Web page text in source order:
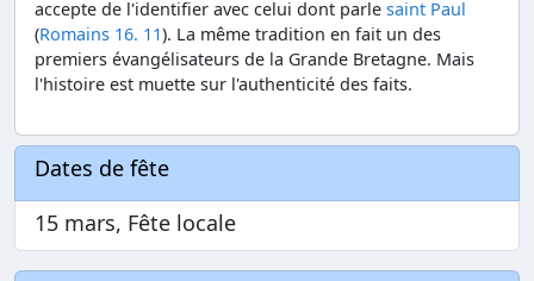
accepte de l'identifier avec celui dont parle saint Paul
(Romains 16. 11). La même tradition en fait un des
premiers évangélisateurs de la Grande Bretagne. Mais
l'histoire est muette sur l'authenticité des faits.
Dates de fête
15 mars, Fête locale